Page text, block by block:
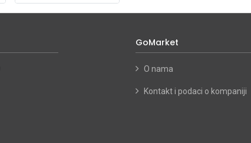
GoMarket
O nama
Kontakt i podaci o kompaniji